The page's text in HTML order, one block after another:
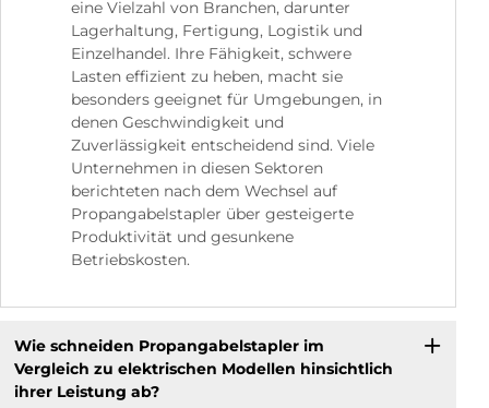
eine Vielzahl von Branchen, darunter
Lagerhaltung, Fertigung, Logistik und
Einzelhandel. Ihre Fähigkeit, schwere
Lasten effizient zu heben, macht sie
besonders geeignet für Umgebungen, in
denen Geschwindigkeit und
Zuverlässigkeit entscheidend sind. Viele
Unternehmen in diesen Sektoren
berichteten nach dem Wechsel auf
Propangabelstapler über gesteigerte
Produktivität und gesunkene
Betriebskosten.
Wie schneiden Propangabelstapler im
Vergleich zu elektrischen Modellen hinsichtlich
ihrer Leistung ab?